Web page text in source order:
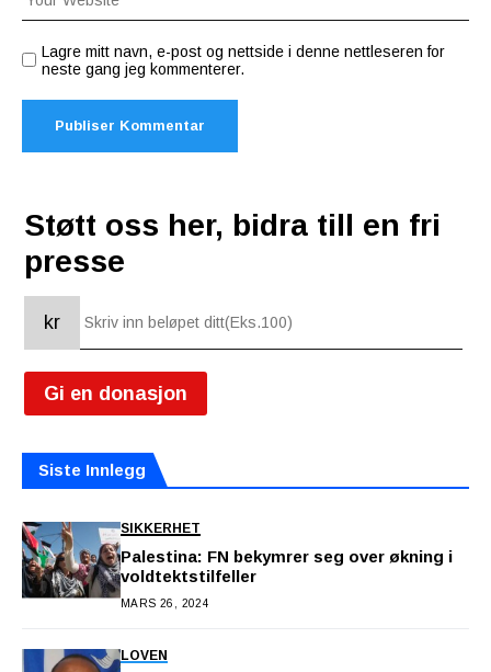
Lagre mitt navn, e-post og nettside i denne nettleseren for
neste gang jeg kommenterer.
Støtt oss her, bidra till en fri
presse
kr
Gi en donasjon
Siste Innlegg
SIKKERHET
Palestina: FN bekymrer seg over økning i
voldtektstilfeller
MARS 26, 2024
LOVEN